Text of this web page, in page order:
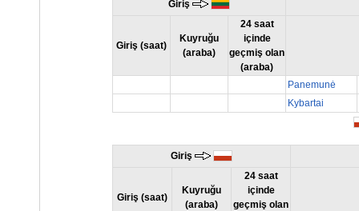
Giriş
Giriş (saat)
Kuyruğu
(araba)
24 saat
içinde
geçmiş olan
(araba)
Panemunė
Kybartai
Giriş
Giriş (saat)
Kuyruğu
(araba)
24 saat
içinde
geçmiş olan